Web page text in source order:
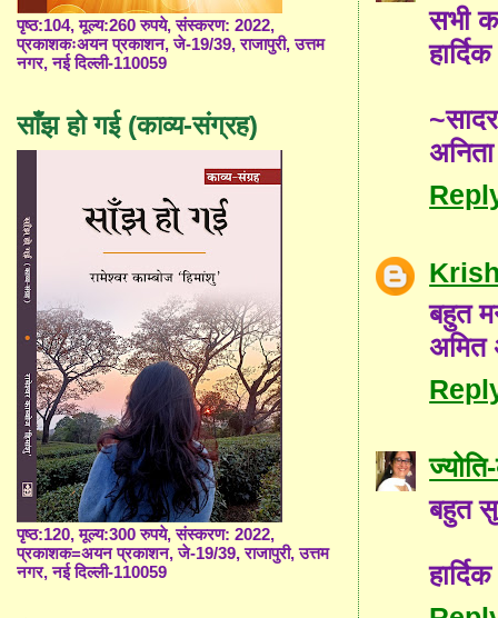
सभी
~सादर
बहुत
अमित
बहुत
पृष्ठ:104, मूल्य:260 रुपये, संस्करण: 2022,
प्रकाशकःअयन प्रकाशन, जे-19/39, राजापुरी, उत्तम
नगर, नई दिल्ली-110059
साँझ हो गई (काव्य-संग्रह)
पृष्ठ:120, मूल्य:300 रुपये, संस्करण: 2022,
प्रकाशक=अयन प्रकाशन, जे-19/39, राजापुरी, उत्तम
नगर, नई दिल्ली-110059